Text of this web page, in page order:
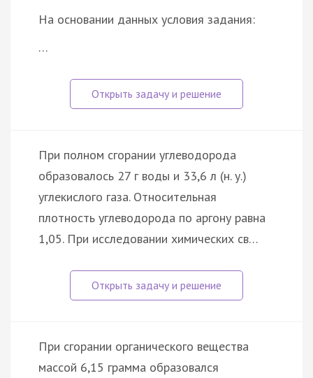
На основании данных условия задания:
…
При полном сгорании углеводорода
образовалось 27 г воды и 33,6 л (н. у.)
углекислого газа. Относительная
плотность углеводорода по аргону равна
1,05. При исследовании химических св…
При сгорании органического вещества
массой 6,15 грамма образовался